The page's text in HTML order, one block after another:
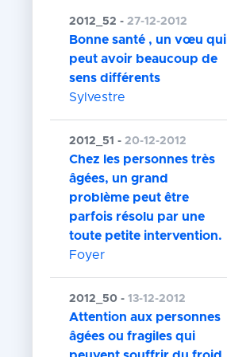
2012_52 -27-12-2012
Bonne santé , un vœu qui
peut avoir beaucoup de
sens différents
Sylvestre
2012_51 -20-12-2012
Chez les personnes très
âgées, un grand
problème peut être
parfois résolu par une
toute petite intervention.
Foyer
2012_50 -13-12-2012
Attention aux personnes
âgées ou fragiles qui